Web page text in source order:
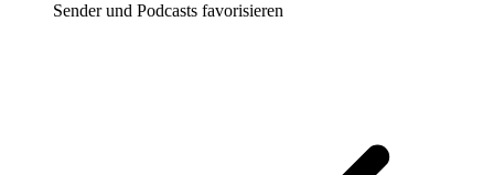
Sender und Podcasts favorisieren